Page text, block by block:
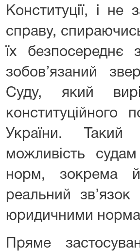
Конституції, і не
справу,
їх безпосереднє
зобов’язаний
Суду, який
конституційного
України. Такий
можливість
норм, зокрема й
реальний
юридичними
Пряме